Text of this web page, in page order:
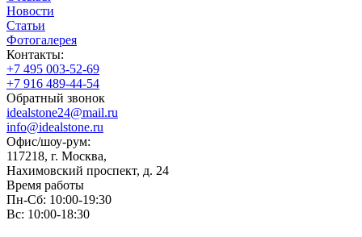
Новости
Статьи
Фотогалерея
Контакты:
+7 495 003-52-69
+7 916 489-44-54
Обратный звонок
idealstone24@mail.ru
info@idealstone.ru
Офис/шоу-рум:
117218, г. Москва,
Нахимовский проспект, д. 24
Время работы
Пн-Сб: 10:00-19:30
Вс: 10:00-18:30